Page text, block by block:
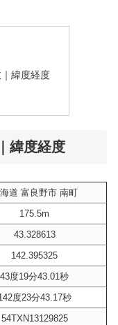
緯度経度
緯度経度
道 富良野市 南町
175.5m
43.328613
142.395325
43度19分43.01秒
度23分43.17秒
54TXN13129825